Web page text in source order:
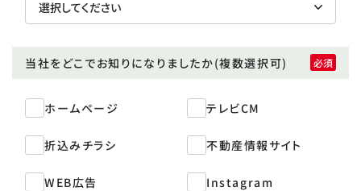
当社をどこでお知りになりましたか(複数選択可)
ホームページ テレビCM
折込みチラシ 不動産情報サイト
WEB広告 Instagram